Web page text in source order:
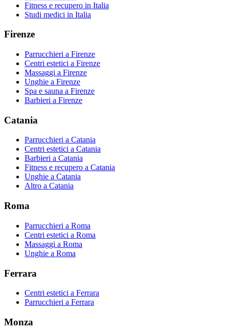
Fitness e recupero in Italia
Studi medici in Italia
Firenze
Parrucchieri a Firenze
Centri estetici a Firenze
Massaggi a Firenze
Unghie a Firenze
Spa e sauna a Firenze
Barbieri a Firenze
Catania
Parrucchieri a Catania
Centri estetici a Catania
Barbieri a Catania
Fitness e recupero a Catania
Unghie a Catania
Altro a Catania
Roma
Parrucchieri a Roma
Centri estetici a Roma
Massaggi a Roma
Unghie a Roma
Ferrara
Centri estetici a Ferrara
Parrucchieri a Ferrara
Monza